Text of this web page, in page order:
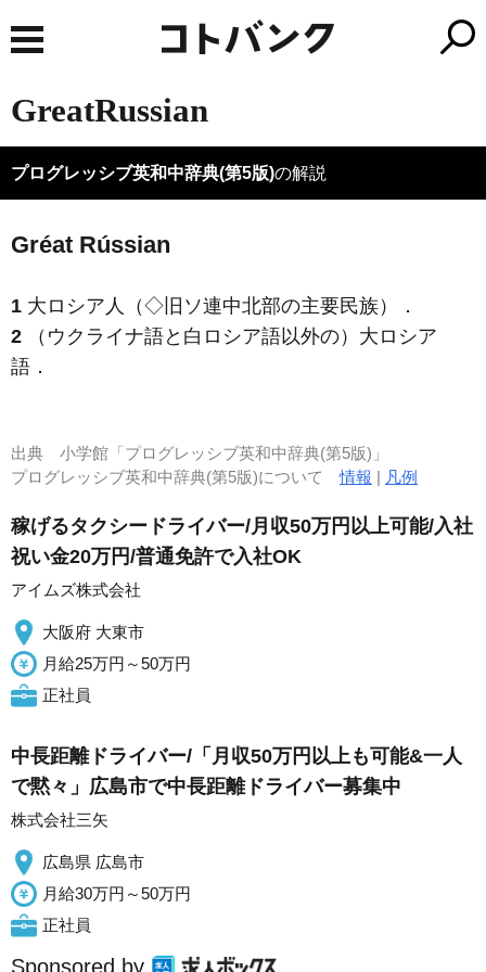
GreatRussian
プログレッシブ英和中辞典(第5版)の解説
Gréat Rússian
1 大ロシア人（◇旧ソ連中北部の主要民族）
．
2 （ウクライナ語と白ロシア語以外の）大ロシア
語 ．
出典 小学館「プログレッシブ英和中辞典(第5版)」
プログレッシブ英和中辞典(第5版)について情報 | 凡例
稼げるタクシードライバー/月収50万円以上可能/入社
祝い金20万円/普通免許で入社OK
アイムズ株式会社
大阪府 大東市
月給25万円～50万円
正社員
中長距離ドライバー/「月収50万円以上も可能&一人
で黙々」広島市で中長距離ドライバー募集中
株式会社三矢
広島県 広島市
月給30万円～50万円
正社員
Sponsored by